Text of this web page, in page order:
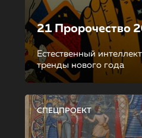
21 Пророчество
Естественный
тренды нового года
СПЕЦПРОЕКТ